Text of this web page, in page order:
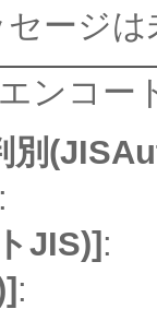
ージ
ンコー
別
:
JIS)]:
: